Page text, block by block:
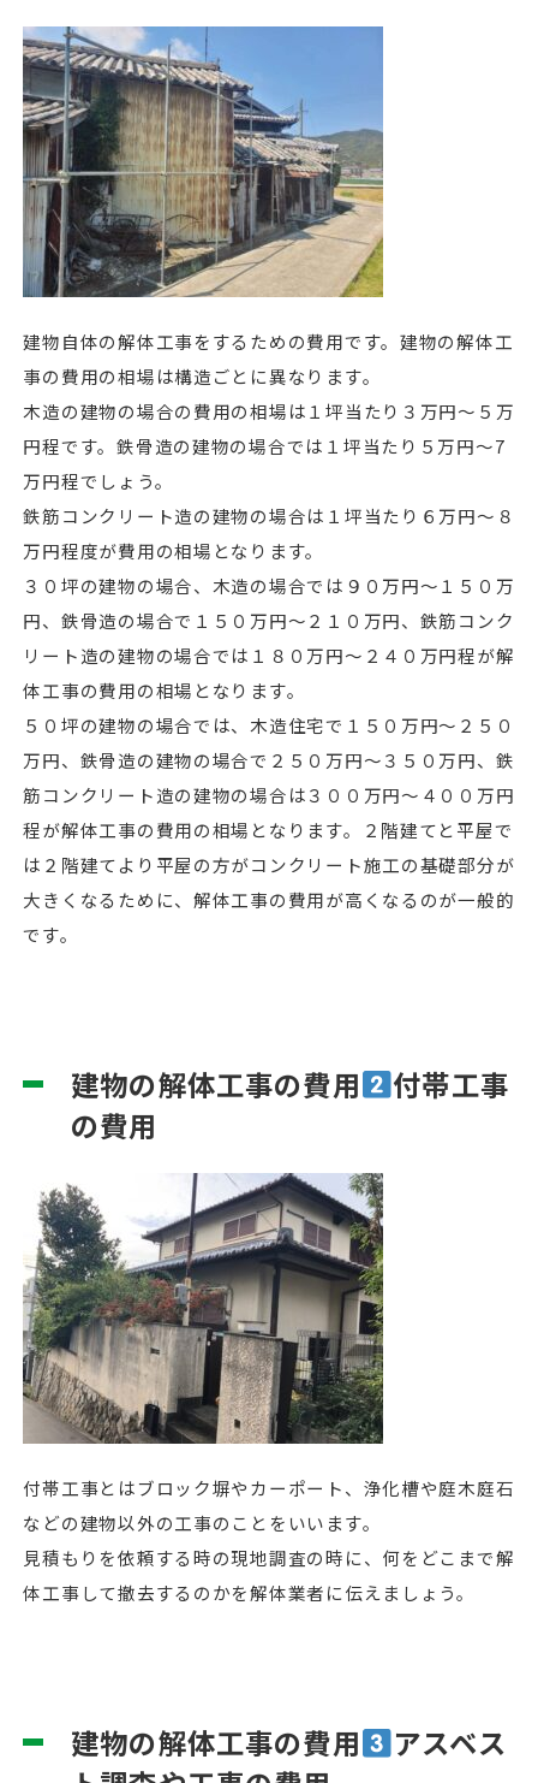
建物自体の解体工事をするための費用です。建物の解体工
事の費用の相場は構造ごとに異なります。
木造の建物の場合の費用の相場は１坪当たり３万円～５万
円程です。鉄骨造の建物の場合では１坪当たり５万円～7
万円程でしょう。
鉄筋コンクリート造の建物の場合は１坪当たり６万円～８
万円程度が費用の相場となります。
３０坪の建物の場合、木造の場合では９０万円～１５０万
円、鉄骨造の場合で１５０万円～２１０万円、鉄筋コンク
リート造の建物の場合では１８０万円～２４０万円程が解
体工事の費用の相場となります。
５０坪の建物の場合では、木造住宅で１５０万円～２５０
万円、鉄骨造の建物の場合で２５０万円～３５０万円、鉄
筋コンクリート造の建物の場合は３００万円～４００万円
程が解体工事の費用の相場となります。２階建てと平屋で
は２階建てより平屋の方がコンクリート施工の基礎部分が
大きくなるために、解体工事の費用が高くなるのが一般的
です。
建物の解体工事の費用
付帯工事
の費用
付帯工事とはブロック塀やカーポート、浄化槽や庭木庭石
などの建物以外の工事のことをいいます。
見積もりを依頼する時の現地調査の時に、何をどこまで解
体工事して撤去するのかを解体業者に伝えましょう。
建物の解体工事の費用
アスベス